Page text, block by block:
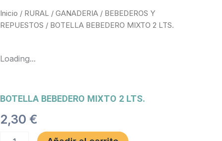
Inicio / RURAL / GANADERIA / BEBEDEROS Y
REPUESTOS / BOTELLA BEBEDERO MIXTO 2 LTS.
Loading...
BOTELLA BEBEDERO MIXTO 2 LTS.
2,30 €